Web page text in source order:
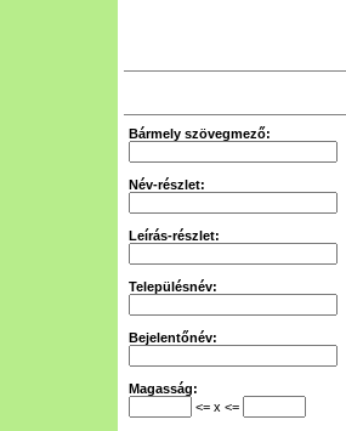
Bármely szövegmező:
Név-részlet:
Leírás-részlet:
Településnév:
Bejelentőnév:
Magasság:
<= x <=